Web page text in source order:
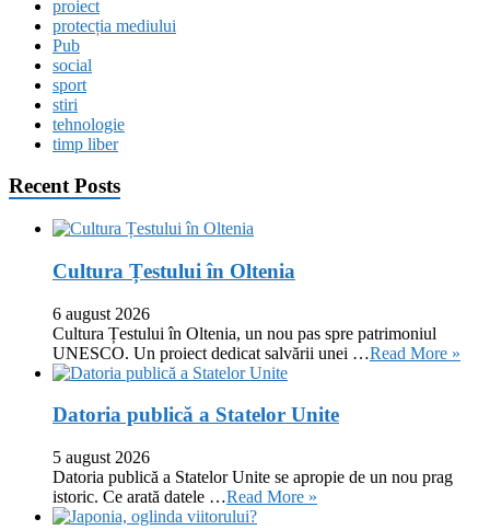
proiect
protecția mediului
Pub
social
sport
stiri
tehnologie
timp liber
Recent Posts
Cultura Țestului în Oltenia
6 august 2026
Cultura Țestului în Oltenia, un nou pas spre patrimoniul
UNESCO. Un proiect dedicat salvării unei …Read More »
Datoria publică a Statelor Unite
5 august 2026
Datoria publică a Statelor Unite se apropie de un nou prag
istoric. Ce arată datele …Read More »